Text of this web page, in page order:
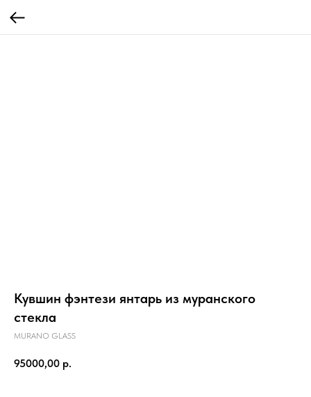
Кувшин фэнтези янтарь из муранского
стекла
MURANO GLASS
95000,00 р.